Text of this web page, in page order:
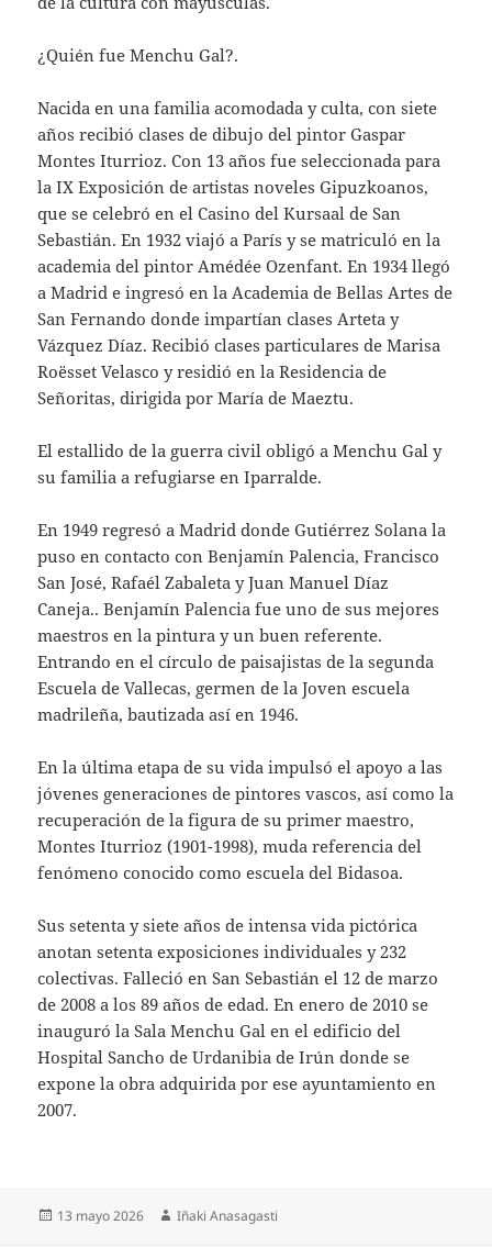
¿Quién fue Menchu Gal?.
Nacida en una familia acomodada y culta, con siete
años recibió clases de dibujo del pintor Gaspar
Montes Iturrioz. Con 13 años fue seleccionada para
la IX Exposición de artistas noveles Gipuzkoanos,
que se celebró en el Casino del Kursaal de San
Sebastián. En 1932 viajó a París y se matriculó en la
academia del pintor Amédée Ozenfant. En 1934 llegó
a Madrid e ingresó en la Academia de Bellas Artes de
San Fernando donde impartían clases Arteta y
Vázquez Díaz. Recibió clases particulares de Marisa
Roësset Velasco y residió en la Residencia de
Señoritas, dirigida por María de Maeztu.
El estallido de la guerra civil obligó a Menchu Gal y
su familia a refugiarse en Iparralde.
En 1949 regresó a Madrid donde Gutiérrez Solana la
puso en contacto con Benjamín Palencia, Francisco
San José, Rafaél Zabaleta y Juan Manuel Díaz
Caneja.. Benjamín Palencia fue uno de sus mejores
maestros en la pintura y un buen referente.
Entrando en el círculo de paisajistas de la segunda
Escuela de Vallecas, germen de la Joven escuela
madrileña, bautizada así en 1946.
En la última etapa de su vida impulsó el apoyo a las
jóvenes generaciones de pintores vascos, así como la
recuperación de la figura de su primer maestro,
Montes Iturrioz (1901-1998), muda referencia del
fenómeno conocido como escuela del Bidasoa.
Sus setenta y siete años de intensa vida pictórica
anotan setenta exposiciones individuales y 232
colectivas. Falleció en San Sebastián el 12 de marzo
de 2008 a los 89 años de edad. En enero de 2010 se
inauguró la Sala Menchu Gal en el edificio del
Hospital Sancho de Urdanibia de Irún donde se
expone la obra adquirida por ese ayuntamiento en
2007.
Publicado
13 mayo 2026 Autor
Iñaki Anasagasti